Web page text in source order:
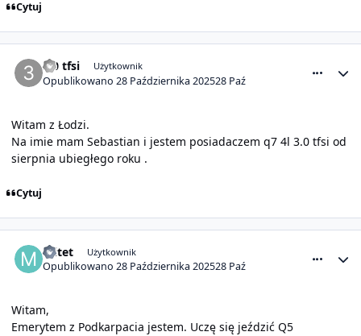
Cytuj
3.0 tfsi Użytkownik
Opublikowano28 Października 202528 Paź
Witam z Łodzi.
Na imie mam Sebastian i jestem posiadaczem q7 4l 3.0 tfsi od
sierpnia ubiegłego roku .
Cytuj
mitet Użytkownik
Opublikowano28 Października 202528 Paź
Witam,
Emerytem z Podkarpacia jestem. Uczę się jeździć Q5